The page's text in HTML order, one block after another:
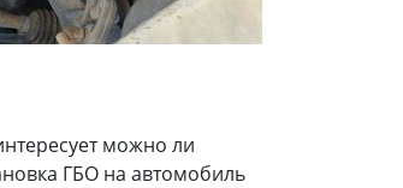
можно ли
ГБО на автомобиль